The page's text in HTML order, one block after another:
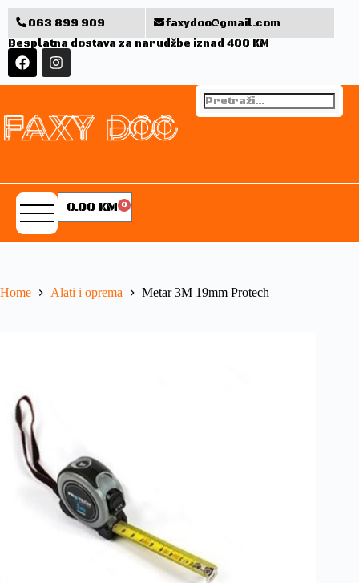
063 899 909
faxydoo@gmail.com
Besplatna dostava za narudžbe iznad 400 KM
0.00 KM 0
Home Alati i oprema Metar 3M 19mm Protech